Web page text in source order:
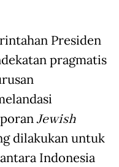
Presiden
pragmatis
Jewish
dilakukan untuk
Indonesia